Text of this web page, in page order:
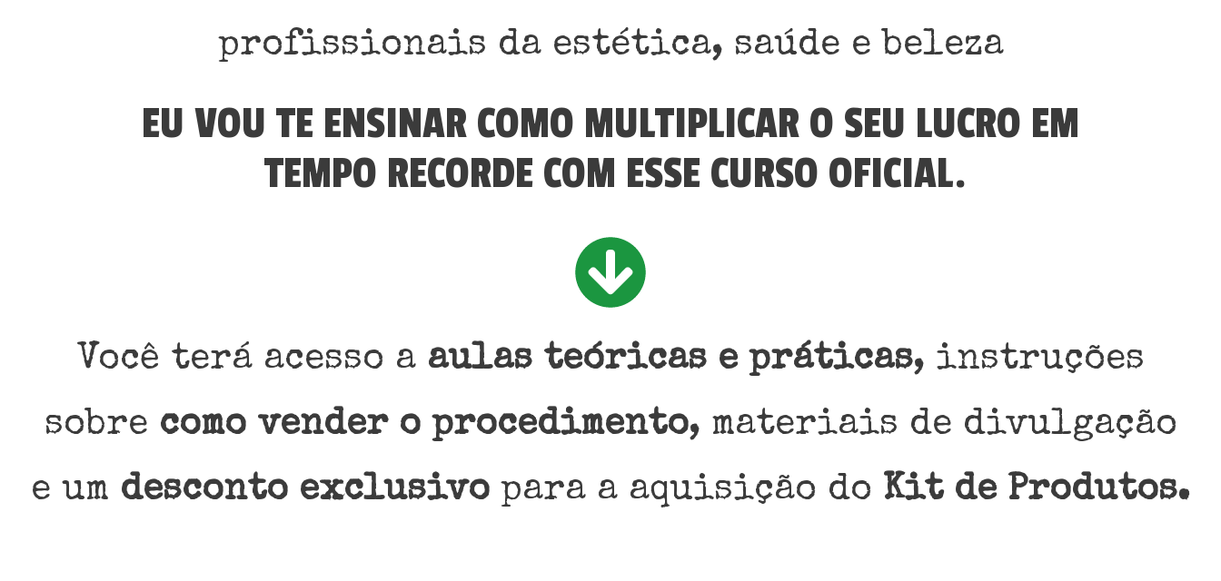
profissionais da estética, saúde e beleza
EU VOU TE ENSINAR COMO MULTIPLICAR O SEU LUCRO EM
TEMPO RECORDE COM ESSE CURSO OFICIAL.
Você terá acesso aaulas teóricas e práticas, instruções
sobre como vender o procedimento, materiais de divulgação
e um desconto exclusivo para a aquisição do Kit de Produtos.